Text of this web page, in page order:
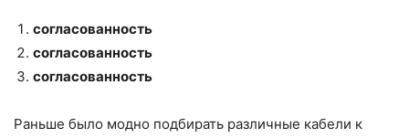
согласованность
согласованность
согласованность
Раньше было модно подбирать различные кабели к